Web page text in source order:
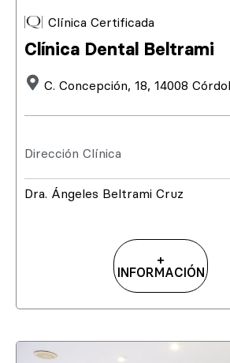
Clínica Certificada
Clínica Dental Beltrami
C. Concepción, 18, 14008
Dirección Clínica
Dra. Ángeles Beltrami Cruz
+
INFORMACIÓN